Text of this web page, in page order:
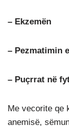
– Ekzemën
– Pezmatimin
– Puçrrat në
Me vecorite qe
anemisë,